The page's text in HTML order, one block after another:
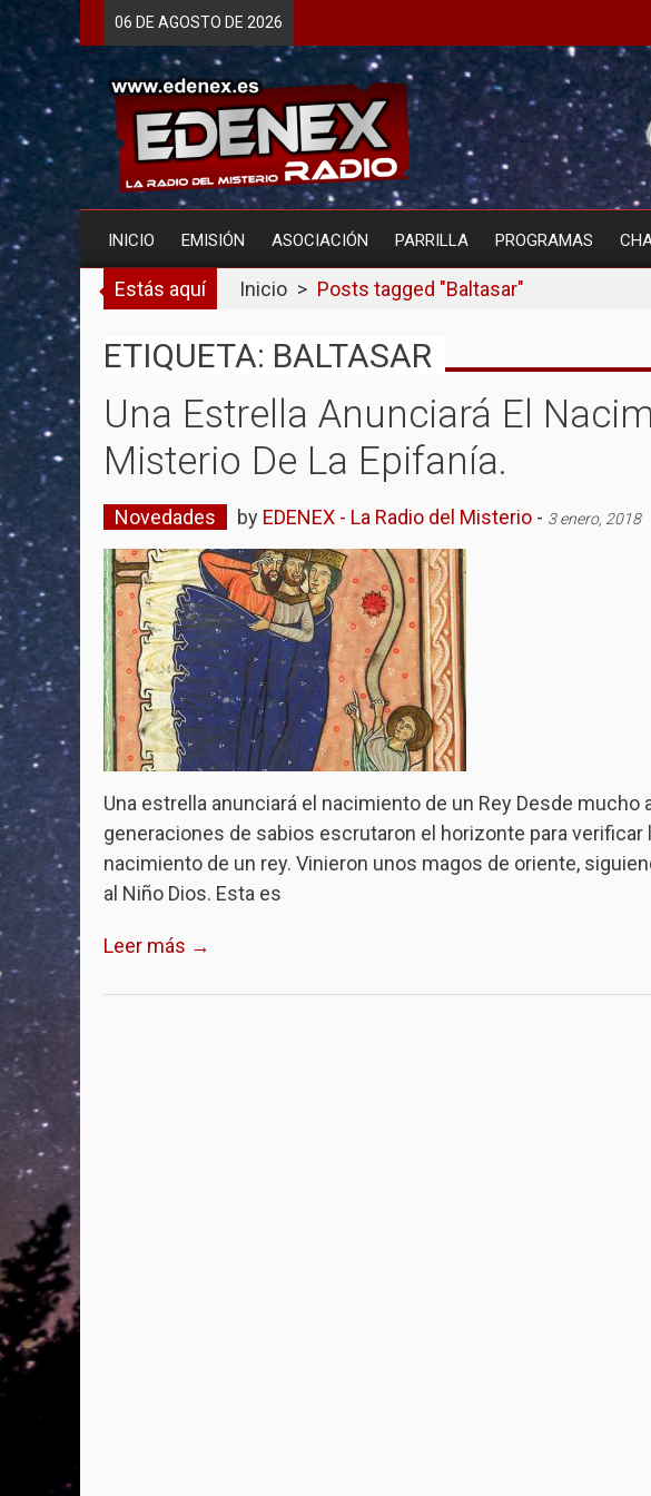
Skip
to
content
06 DE AGOSTO DE 2026
INICIO EMISIÓN ASOCIACIÓN PARRILLA PROGRAMAS
Estás aquí Inicio > Posts tagged "Baltasar"
ETIQUETA: BALTASAR
Una Estrella Anunciará El
Misterio De La Epifanía.
Novedades by EDENEX - La Radio del Misterio - 3 enero, 2018
Una estrella anunciará el nacimiento de un Rey Desde
generaciones de sabios escrutaron el horizonte para verificar
nacimiento de un rey. Vinieron unos magos de oriente,
al Niño Dios. Esta es
Leer más →